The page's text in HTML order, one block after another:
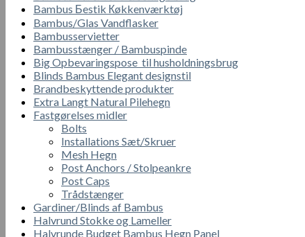
Bambus Бestik Кøkkenværktøj
Bambus/Glas Vandflasker
Bambusservietter
Bambusstænger / Bambuspinde
Big Opbevaringspose til husholdningsbrug
Blinds Bambus Elegant designstil
Brandbeskyttende produkter
Extra Langt Natural Pilehegn
Fastgørelses midler
Bolts
Installations Sæt/Skruer
Mesh Hegn
Post Anchors / Stolpeankre
Post Caps
Trådstænger
Gardiner/Blinds af Bambus
Halvrund Stokke og Lameller
Halvrunde Budget Bambus Hegn Panel